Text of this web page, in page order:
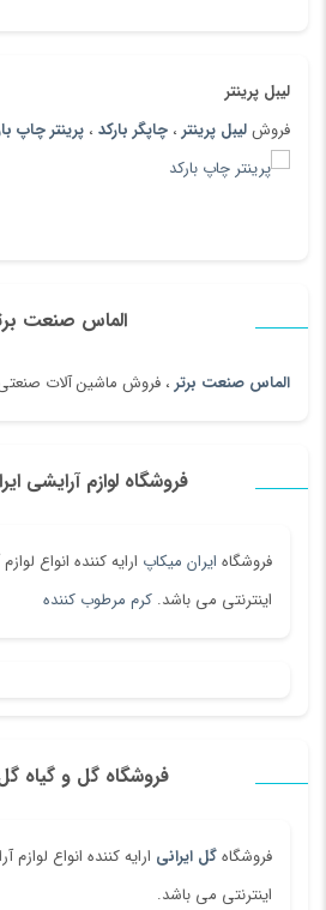
لیبل پرینتر
فروشلیبل پرینتر ، چاپگر بارکد ، پرینتر چاپ
الماس صنعت
الماس صنعت برتر ، فروش ماشین آلات
فروشگاه لوازم آرایشی
فروشگاه ایران میکاپ ارایه کننده انواع
اینترنتی می باشد. کرم مرطوب کننده
فروشگاه گل و گیاه
فروشگاهگل ایرانی ارایه کننده انواع
اینترنتی می باشد.